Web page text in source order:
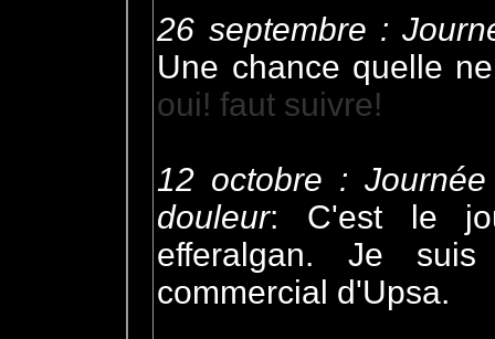
26 septembre :
Une chance quelle
oui! faut suivre!
12 octobre :
douleur: C'est le
efferalgan. Je
commercial d'Upsa.